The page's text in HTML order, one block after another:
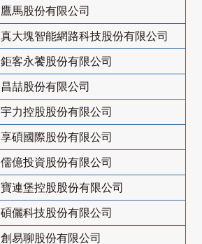
鷹馬股份有限公司
真大塊智能網路科技股份有限公司
鉅客永饕股份有限公司
昌喆股份有限公司
宇力控股股份有限公司
享碩國際股份有限公司
儒億投資股份有限公司
寶連堡控股股份有限公司
碩儷科技股份有限公司
創易聊股份有限公司